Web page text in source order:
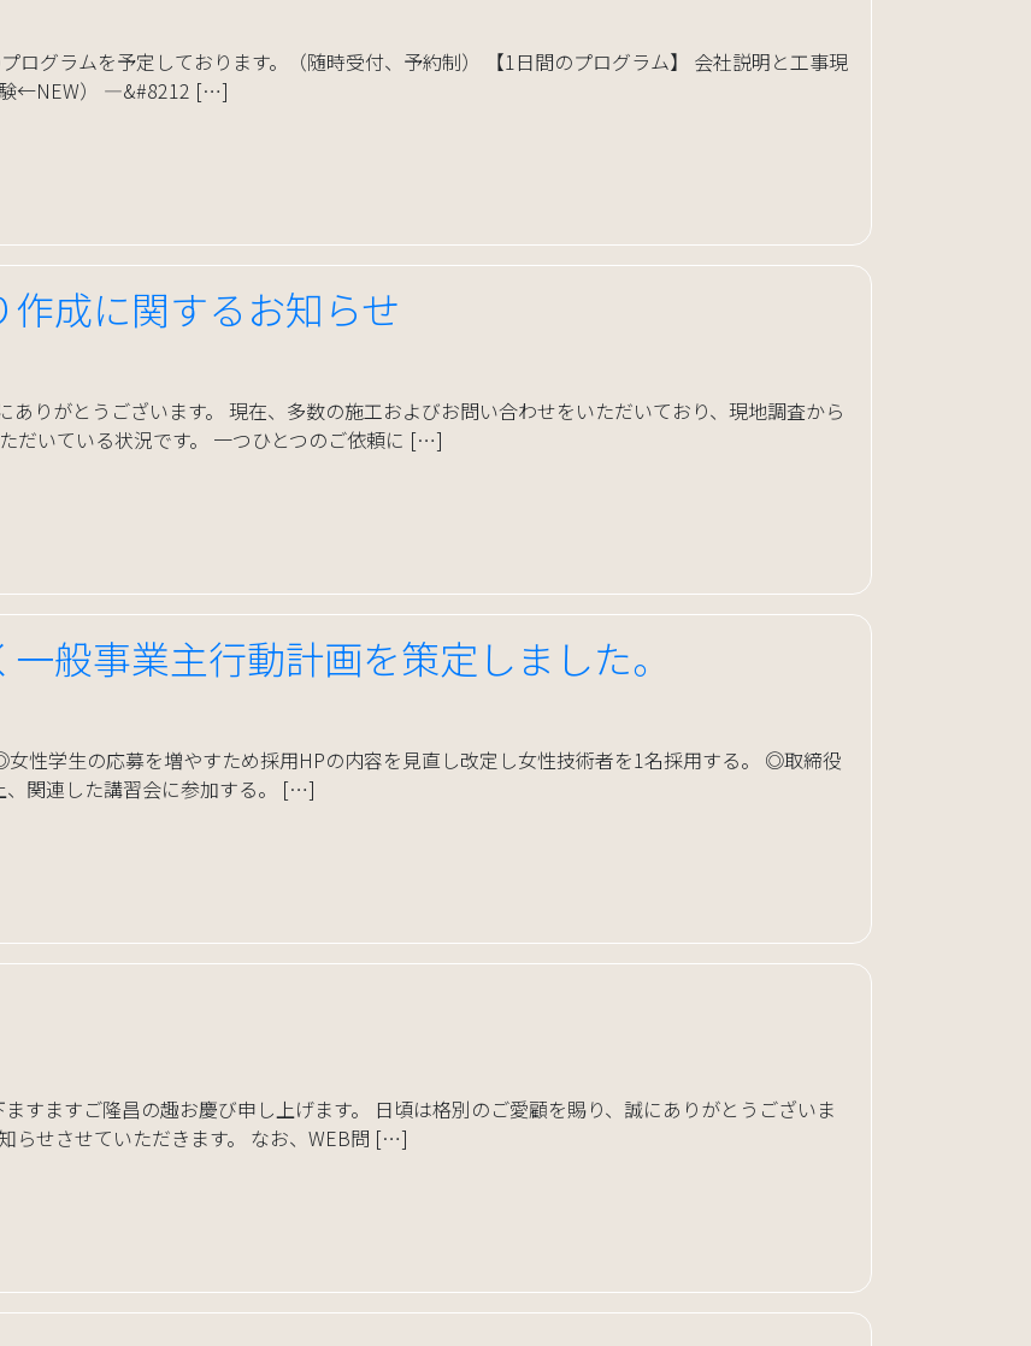
グラムを予定しております。（随時受付、予約制） 【1日間のプログラム】 会社説明と工事現
験←NEW） —&#8212 […]
作成に関するお知らせ
りがとうございます。 現在、多数の施工およびお問い合わせをいただいており、現地調査から
だいている状況です。 一つひとつのご依頼に […]
般事業主行動計画を策定しました。
性学生の応募を増やすため採用HPの内容を見直し改定し女性技術者を1名採用する。 ◎取締役
、関連した講習会に参加する。 […]
すますご隆昌の趣お慶び申し上げます。 日頃は格別のご愛顧を賜り、誠にありがとうございま
らせさせていただきます。 なお、WEB問 […]